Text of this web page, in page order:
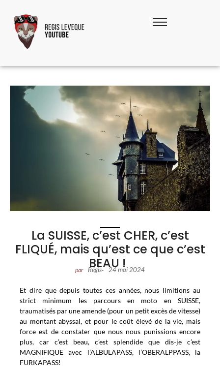
La SUISSE, c’est CHER, c’est
FLIQUÉ, mais qu’est ce que c’est
BEAU !
par Régis- 24 mai 2024
Et dire que depuis toutes ces années, nous limitions au
strict minimum les parcours en moto en SUISSE,
traumatisés par une amende (pour un petit excès de vitesse)
au montant abyssal, et pour le coût élevé de la vie, mais
force est de constater que nous nous punissions encore
plus, car c’est beau, c’est splendide que dis-je c’est
MAGNIFIQUE avec l’ALBULAPASS, l’OBERALPPASS, la
FURKAPASS!